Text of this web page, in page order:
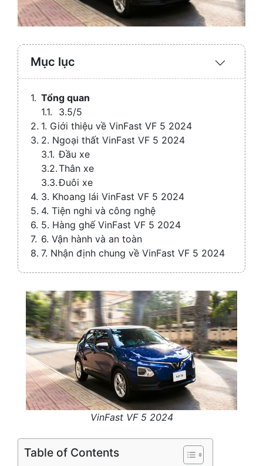
Mục lục
Expand
/
Tổng quan
3.5/5
1. Giới thiệu về VinFast VF 5 2024
2. Ngoại thất VinFast VF 5 2024
Đầu xe
Thân xe
Đuôi xe
3. Khoang lái VinFast VF 5 2024
4. Tiện nghi và công nghệ
5. Hàng ghế VinFast VF 5 2024
6. Vận hành và an toàn
7. Nhận định chung về VinFast VF 5 2024
VinFast VF 5 2024
Table of Contents